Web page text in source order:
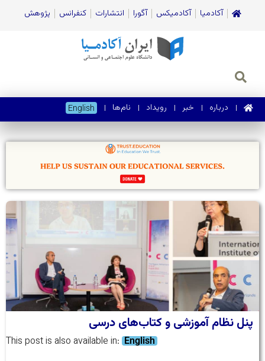
آکادمیا آکادمیکس آگورا انتشارات کنفرانس پژوهش
درباره خبر رویداد نام‌ها English
پنل نظام آموزشی و کتاب‌های درسی
This post is also available in: English